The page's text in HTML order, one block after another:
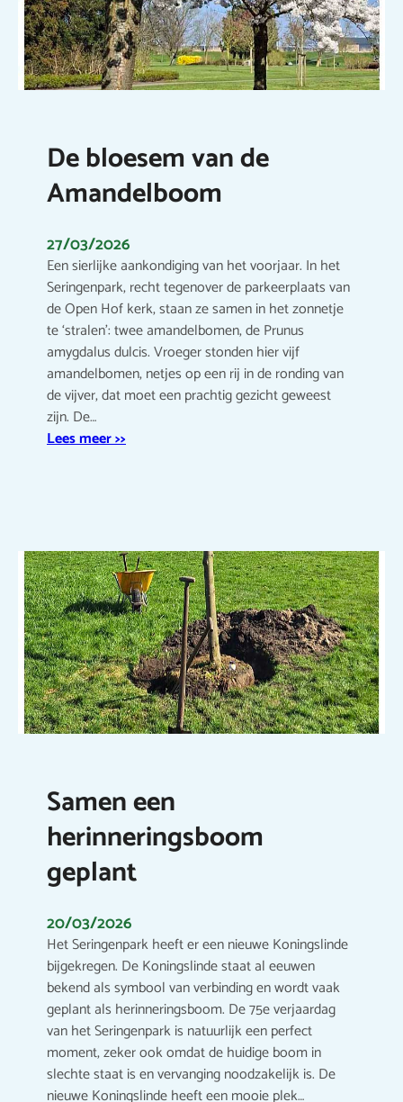
De bloesem van de
Amandelboom
27/03/2026
Een sierlijke aankondiging van het voorjaar. In het
Seringenpark, recht tegenover de parkeerplaats van
de Open Hof kerk, staan ze samen in het zonnetje
te ‘stralen’: twee amandelbomen, de Prunus
amygdalus dulcis. Vroeger stonden hier vijf
amandelbomen, netjes op een rij in de ronding van
de vijver, dat moet een prachtig gezicht geweest
zijn. De…
Lees meer >>
Samen een
herinneringsboom
geplant
20/03/2026
Het Seringenpark heeft er een nieuwe Koningslinde
bijgekregen. De Koningslinde staat al eeuwen
bekend als symbool van verbinding en wordt vaak
geplant als herinneringsboom. De 75e verjaardag
van het Seringenpark is natuurlijk een perfect
moment, zeker ook omdat de huidige boom in
slechte staat is en vervanging noodzakelijk is. De
nieuwe Koningslinde heeft een mooie plek…